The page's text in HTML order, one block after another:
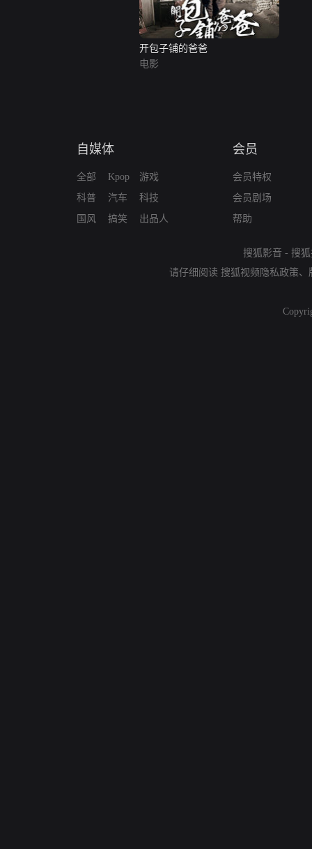
开包子铺的爸爸
电影
自媒体
全部
科普
国风
Kpop
汽车
搞笑
游戏
科技
出品人
会员
会员特权
会员剧场
帮助
搜狐影音 - 搜
请仔细阅读 搜狐视频隐私政策、